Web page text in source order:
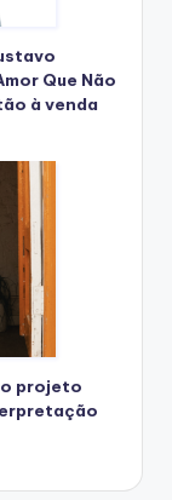
Que Não
à venda
projeto